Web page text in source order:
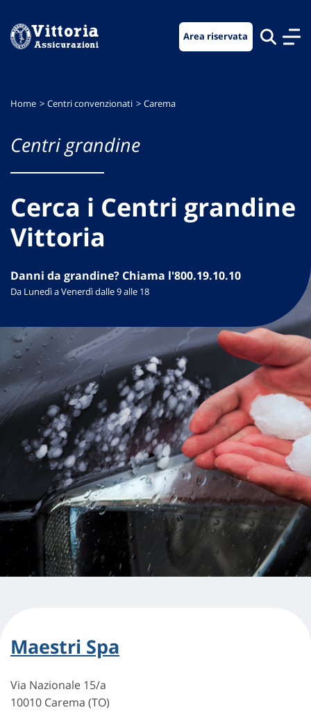
menu
contenuto
footer
Area riservata
Home Centri convenzionati Carema
Centri grandine
Cerca i Centri grandine
Vittoria
Danni da grandine? Chiama l'800.19.10.10
Da Lunedì a Venerdì dalle 9 alle 18
Maestri Spa
Via Nazionale 15/a
10010 Carema (TO)